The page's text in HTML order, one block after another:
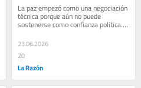
La paz empezó como una negociación
técnica porque aún no puede
sostenerse como confianza política.
Ahí está la clave para leer el
arranque...
23.06.2026
20
La Razón